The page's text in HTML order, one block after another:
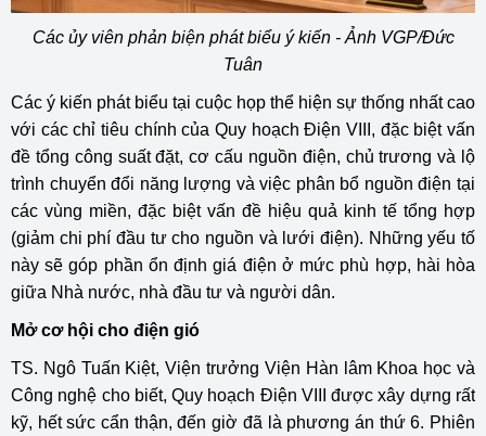
Các ủy viên phản biện phát biểu ý kiến - Ảnh VGP/Đức
Tuân
Các ý kiến phát biểu tại cuộc họp thể hiện sự thống nhất cao
với các chỉ tiêu chính của Quy hoạch Điện VIII, đặc biệt vấn
đề tổng công suất đặt, cơ cấu nguồn điện, chủ trương và lộ
trình chuyển đổi năng lượng và việc phân bổ nguồn điện tại
các vùng miền, đặc biệt vấn đề hiệu quả kinh tế tổng hợp
(giảm chi phí đầu tư cho nguồn và lưới điện). Những yếu tố
này sẽ góp phần ổn định giá điện ở mức phù hợp, hài hòa
giữa Nhà nước, nhà đầu tư và người dân.
Mở cơ hội cho điện gió
TS. Ngô Tuấn Kiệt, Viện trưởng Viện Hàn lâm Khoa học và
Công nghệ cho biết, Quy hoạch Điện VIII được xây dựng rất
kỹ, hết sức cẩn thận, đến giờ đã là phương án thứ 6. Phiên